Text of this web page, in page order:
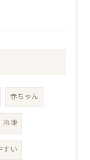
赤ちゃん
冷凍
すい